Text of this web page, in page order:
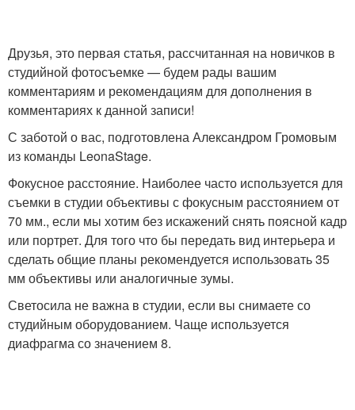
Друзья, это первая статья, рассчитанная на новичков в
студийной фотосъемке — будем рады вашим
комментариям и рекомендациям для дополнения в
комментариях к данной записи!
С заботой о вас, подготовлена Александром Громовым
из команды LeonaStage.
Фокусное расстояние. Наиболее часто используется для
съемки в студии объективы с фокусным расстоянием от
70 мм., если мы хотим без искажений снять поясной кадр
или портрет. Для того что бы передать вид интерьера и
сделать общие планы рекомендуется использовать 35
мм объективы или аналогичные зумы.
Светосила не важна в студии, если вы снимаете со
студийным оборудованием. Чаще используется
диафрагма со значением 8.